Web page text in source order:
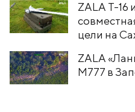
ZALA T-16
цели на
ZALA
M777 в